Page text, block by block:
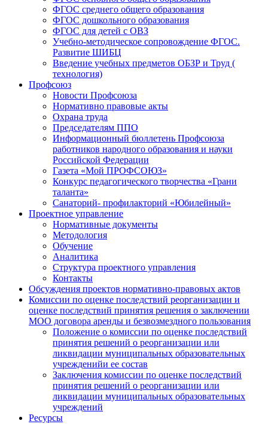
ФГОС среднего общего образования
ФГОС дошкольного образования
ФГОС для детей с ОВЗ
Учебно-методическое сопровождение ФГОС.
Развитие ШИБЦ
Введение учебных предметов ОБЗР и Труд (
технология)
Профсоюз
Новости Профсоюза
Нормативно правовые акты
Охрана труда
Председателям ППО
Информационный бюллетень Профсоюза
работников народного образования и науки
Российской Федерации
Газета «Мой ПРОФСОЮЗ»
Конкурс педагогического творчества «Грани
таланта»
Санаторий- профилакторий «Юбилейный»
Проектное управление
Нормативные документы
Методология
Обучение
Аналитика
Структура проектного управления
Контакты
Обсуждения проектов нормативно-правовых актов
Комиссии по оценке последствий реорганизации и
оценке последствий принятия решения о заключении
МОО договора аренды и безвозмездного пользования
Положение о комиссии по оценке последствий
принятия решений о реорганизации или
ликвидации муниципальных образовательных
учрежденийи ее состав
Заключения комиссии по оценке последствий
принятия решений о реорганизации или
ликвидации муниципальных образовательных
учреждений
Ресурсы